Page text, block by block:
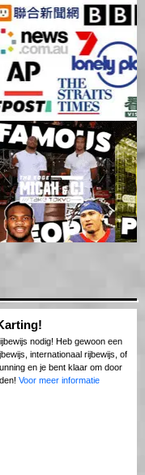
nodig! Heb gewoon een
internationaal rijbewijs, of
en je bent klaar om door
Voor meer informatie